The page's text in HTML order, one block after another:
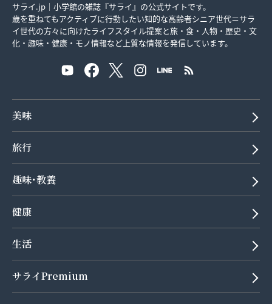
サライ.jp｜小学館の雑誌『サライ』の公式サイトです。
歳を重ねてもアクティブに行動したい知的な高齢者シニア世代＝サラ
イ世代の方々に向けたライフスタイル提案と旅・食・人物・歴史・文
化・趣味・健康・モノ情報など上質な情報を発信しています。
美味
旅行
趣味･教養
健康
生活
サライPremium